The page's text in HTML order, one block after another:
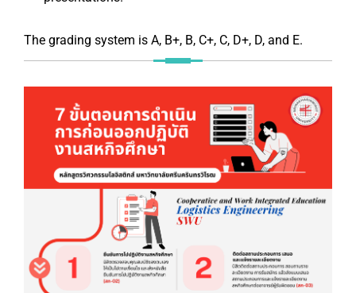
The grading system is A, B+, B, C+, C, D+, D, and E.